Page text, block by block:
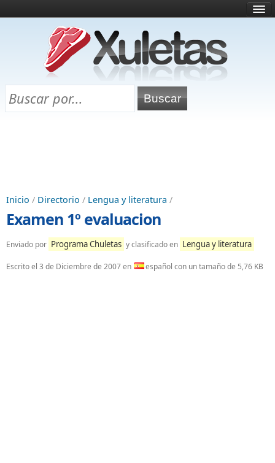
¿Qué es esto?
Directorio
Chuletas para exámenes
Inicio / Directorio / Lengua y literatura /
Examen 1º evaluacion
Enviado por Programa Chuletas y clasificado en Lengua y literatura
Escrito el 3 de Diciembre de 2007en español con un tamaño de 5,76 KB